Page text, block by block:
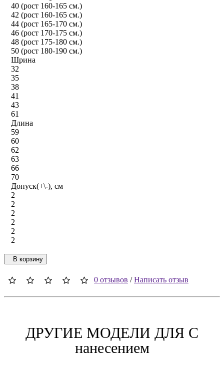
40 (рост 160-165 см.)
42 (рост 160-165 см.)
44 (рост 165-170 см.)
46 (рост 170-175 см.)
48 (рост 175-180 см.)
50 (рост 180-190 см.)
Шрина
32
35
38
41
43
61
Длина
59
60
62
63
66
70
Допуск(+\-), см
2
2
2
2
2
2
В корзину
0 отзывов /Написать отзыв
ДРУГИЕ МОДЕЛИ ДЛЯ C
нанесением